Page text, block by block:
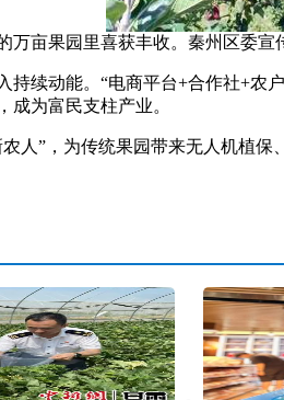
万亩果园里喜获丰收。秦州区委宣
动能。“电商平台+合作社+农
成为富民支柱产业。
”，为传统果园带来无人机植保